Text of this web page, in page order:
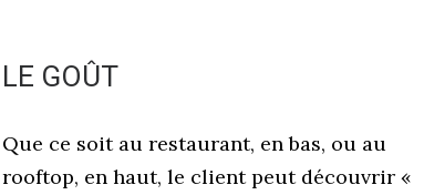
LE GOÛT
Que ce soit au restaurant, en bas, ou au
rooftop, en haut, le client peut découvrir «